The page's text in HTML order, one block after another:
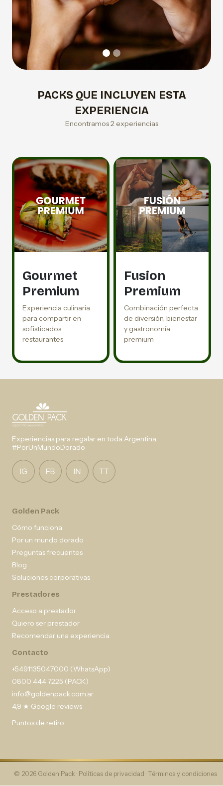
PACKS QUE INCLUYEN ESTA
EXPERIENCIA
Encontramos 2 experiencias
Gourmet
Premium
Experiencia culinaria
para compartir en
sofisticados
restaurantes
Fusion
Premium
Combinación perfecta
de diversión, bienestar
y gastronomía
premium
Experiencias para regalar en toda Argentina.
#PorUnMundoDorado
Golden Pack
Cómo funciona
Por un mundo dorado
Preguntas frecuentes
Blog
Soluciones corporativas
Prestadores
Acceso a prestador
Quiero ser prestador
Recomendar una experiencia
Contacto
+5491135047000 (WhatsApp)
0800 444 7225 (PACK)
info@goldenpack.com.ar
4,9 ★ Google reviews
Puntos de retiro
© 2026 Golden Pack · Políticas de privacidad · Términos y condiciones